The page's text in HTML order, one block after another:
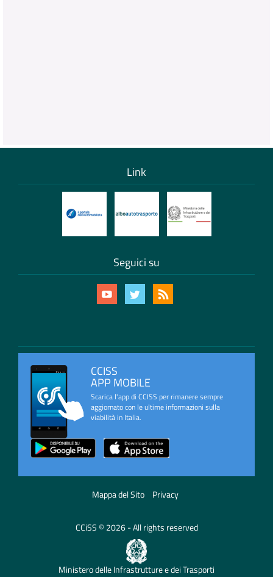
Link
Seguici su
CCISS
APP MOBILE
Scarica l'app di CCISS per rimanere sempre
aggiornato con le ultime informazioni sulla
viabilità in Italia.
Mappa del Sito Privacy
CCiSS © 2026 - All rights reserved
Ministero delle Infrastrutture e dei Trasporti